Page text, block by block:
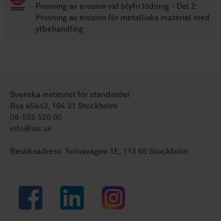
Provning av erosion vid blyfri lödning - Del 2:
Provning av erosion för metalliska material med
ytbehandling
Svenska institutet för standarder
Box 45443, 104 31 Stockholm
08-555 520 00
info@sis.se
Besöksadress: Solnavägen 1E, 113 65 Stockholm
Facebook LinkedIn Instagram